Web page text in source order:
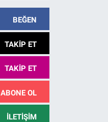
BEĞEN
TAKIP ET
TAKIP ET
ABONE OL
İLETIŞIM